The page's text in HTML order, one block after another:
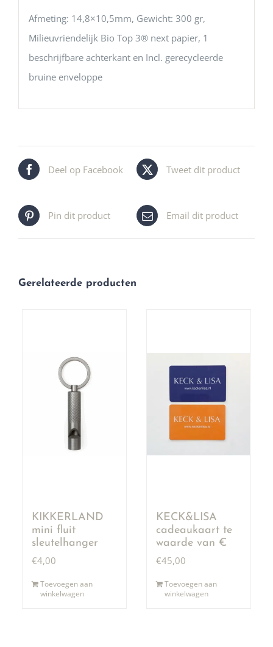
Afmeting: 14,8×10,5mm, Gewicht: 300 gr,
Milieuvriendelijk Bio Top 3® next papier, 1
beschrijfbare achterkant en Incl. gerecycleerde
bruine enveloppe
Deel op Facebook Tweet dit product
Pin dit product Email dit product
Gerelateerde producten
KIKKERLAND
mini fluit
sleutelhanger
€4,00
Toevoegen aan
winkelwagen
KECK&LISA
cadeaukaart te
waarde van €
50,00
€45,00
Toevoegen aan
winkelwagen